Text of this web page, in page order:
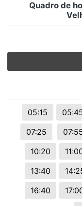
Quadro de
05:15
07:25
10:20
13:40
16:40